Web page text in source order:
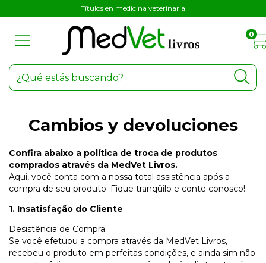
Títulos en medicina veterinaria
0
Cambios y devoluciones
Confira abaixo a política de troca de produtos
comprados através da MedVet Livros.
Aqui, você conta com a nossa total assistência após a
compra de seu produto. Fique tranqüilo e conte conosco!
1. Insatisfação do Cliente
Desistência de Compra:
Se você efetuou a compra através da MedVet Livros,
recebeu o produto em perfeitas condições, e ainda sim não